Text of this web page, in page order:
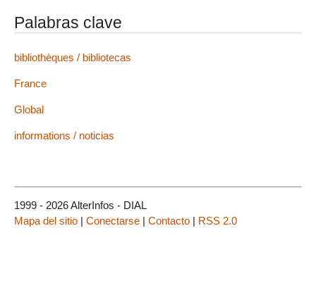
Palabras clave
bibliothèques / bibliotecas
France
Global
informations / noticias
1999 - 2026 AlterInfos - DIAL
Mapa del sitio | Conectarse | Contacto | RSS 2.0